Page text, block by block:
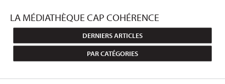
ACCUEIL
EXPERTISE
LA MÉDIATHÈQUE CAP COHÉRENCE
DERNIERS ARTICLES
PAR CATÉGORIES